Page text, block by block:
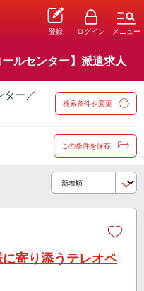
登録 ログイン メニュー
ルセンター】派遣求人
ター／
検索条件を変更
この条件を保存
寄り添うテレオペ